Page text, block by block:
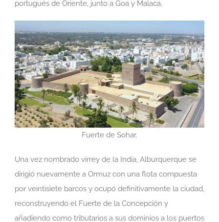
portugués de Oriente, junto a Goa y Malaca.
Fuerte de Sohar.
Una vez nombrado virrey de la India, Alburquerque se
dirigió nuevamente a Ormuz con una flota compuesta
por veintisiete barcos y ocupó definitivamente la ciudad,
reconstruyendo el Fuerte de la Concepción y
añadiendo como tributarios a sus dominios a los puertos